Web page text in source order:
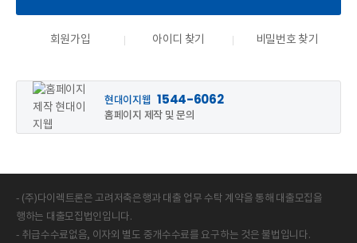
회원가입 아이디 찾기 비밀번호 찾기
현대이지웹 1544-6062
홈페이지 제작 및 문의
- (주)다이렉트론은 고려저축은행과 대출 업무 수탁 계약을 통해 대출모집을
행하는 대출모집법인입니다.
- 취급수수료없음, 이자외 별도 중개수수료를 요구하는 것은 불법입니다.